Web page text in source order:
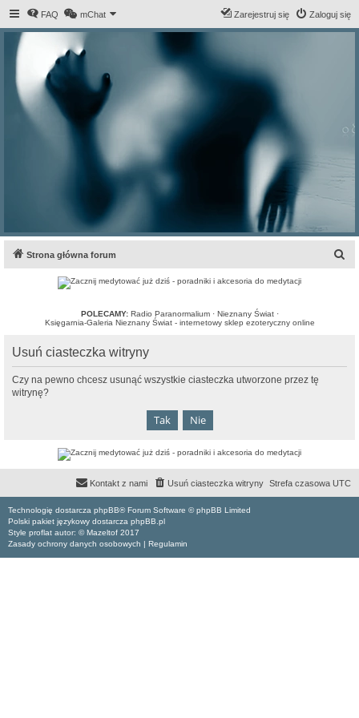
FAQ mChat Zaloguj się
Zarejestruj się
Strona główna forum
POLECAMY: Radio Paranormalium· Nieznany Świat·
Księgarnia-Galeria Nieznany Świat - internetowy sklep ezoteryczny online
Usuń ciasteczka witryny
Czy na pewno chcesz usunąć wszystkie ciasteczka utworzone przez tę
witrynę?
Strefa czasowa UTC
Usuń ciasteczka witryny
Kontakt z nami
Technologię dostarcza phpBB® Forum Software © phpBB Limited
Polski pakiet językowy dostarcza phpBB.pl
Style proflat autor: ©Mazeltof 2017
Zasady ochrony danych osobowych | Regulamin